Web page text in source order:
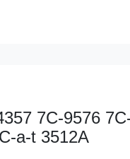
7C-9576
a-t 3512A